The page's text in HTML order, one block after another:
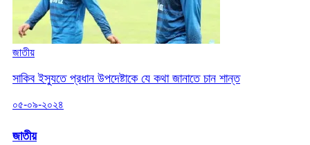
জাতীয়
সাকিব ইস্যুতে প্রধান উপদেষ্টাকে যে কথা জানাতে চান শান্ত
০৫-০৯-২০২৪
জাতীয়